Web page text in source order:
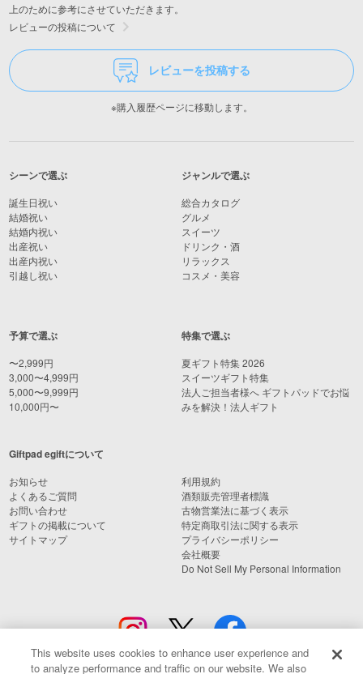
上のために参考にさせていただきます。
レビューの投稿について
レビューを投稿する
※購入履歴ページに移動します。
シーンで選ぶ
誕生日祝い
結婚祝い
結婚内祝い
出産祝い
出産内祝い
引越し祝い
予算で選ぶ
〜2,999円
3,000〜4,999円
5,000〜9,999円
10,000円〜
ジャンルで選ぶ
総合カタログ
グルメ
スイーツ
ドリンク・酒
リラックス
コスメ・美容
特集で選ぶ
夏ギフト特集 2026
スイーツギフト特集
法人ご担当者様へ ギフトパッドでお悩
みを解決！法人ギフト
Giftpad egiftについて
お知らせ
よくあるご質問
お問い合わせ
ギフトの掲載について
サイトマップ
利用規約
酒類販売管理者標識
古物営業法に基づく表示
特定商取引法に関する表示
プライバシーポリシー
会社概要
Do Not Sell My Personal Information
This website uses cookies to enhance user experience and
to analyze performance and traffic on our website. We also